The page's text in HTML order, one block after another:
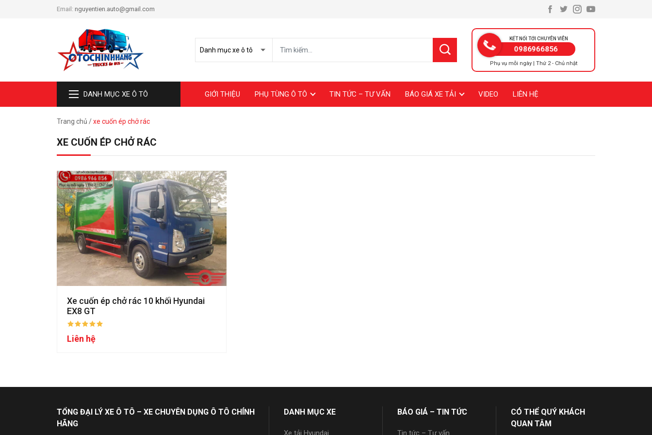
Email: nguyentien.auto@gmail.com
KẾT NỐI TỚI CHUYÊN VIÊN
0986966856
Phụ vụ mỗi ngày | Thứ 2 - Chủ nhật
DANH MỤC XE Ô TÔ GIỚI THIỆU PHỤ TÙNG Ô TÔ TIN TỨC – TƯ VẤN BÁO GIÁ XE TẢI VIDEO LIÊN HỆ
Trang chủ /xe cuốn ép chở rác
XE CUỐN ÉP CHỞ RÁC
Xe cuốn ép chở rác 10 khối Hyundai
EX8 GT
Liên hệ
TỔNG ĐẠI LÝ XE Ô TÔ – XE CHUYÊN DỤNG Ô TÔ CHÍNH
HÃNG
DANH MỤC XE
Xe tải Hyundai
BÁO GIÁ – TIN TỨC
Tin tức – Tư vấn
CÓ THỂ QUÝ KHÁCH
QUAN TÂM